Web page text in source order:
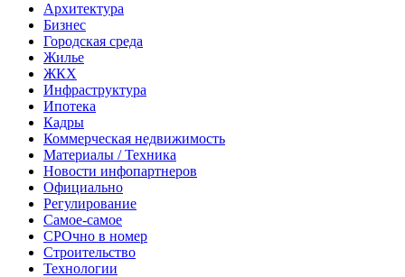
Архитектура
Бизнес
Городская среда
Жилье
ЖКХ
Инфраструктура
Ипотека
Кадры
Коммерческая недвижимость
Материалы / Техника
Новости инфопартнеров
Официально
Регулирование
Самое-самое
СРОчно в номер
Строительство
Технологии